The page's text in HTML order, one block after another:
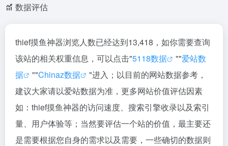
数据评估
thief摸鱼神器浏览人数已经达到13,418，如你需要查询
该站的相关权重信息，可以点击"5118数据 ""爱站数
据
""Chinaz数据
"进入；以目前的网站数据参考，
建议大家请以爱站数据为准，更多网站价值评估因素
如：thief摸鱼神器的访问速度、搜索引擎收录以及索引
量、用户体验等；当然要评估一个站的价值，最主要还
是需要根据您自身的需求以及需要，一些确切的数据则